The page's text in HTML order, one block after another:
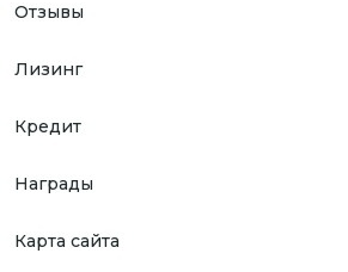
Отзывы
Лизинг
Кредит
Награды
Карта сайта